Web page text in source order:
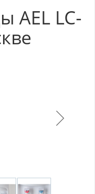
AEL LC-